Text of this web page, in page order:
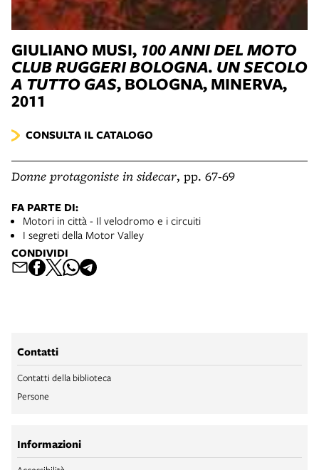
GIULIANO MUSI, 100 ANNI DEL MOTO
CLUB RUGGERI BOLOGNA. UN SECOLO
A TUTTO GAS, BOLOGNA, MINERVA,
2011
CONSULTA IL CATALOGO
Donne protagoniste in sidecar, pp. 67-69
FA PARTE DI:
Motori in città - Il velodromo e i circuiti
I segreti della Motor Valley
CONDIVIDI
Contatti
Contatti della biblioteca
Persone
Informazioni